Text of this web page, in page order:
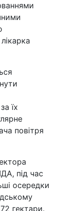
їх
повітря
під час
осередки
гектари.